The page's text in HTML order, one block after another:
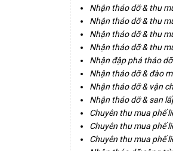
Nhận tháo dỡ & thu
Nhận tháo dỡ & thu
Nhận tháo dỡ & thu
Nhận tháo dỡ & thu
Nhận đập phá tháo
Nhận tháo dỡ & đào
Nhận tháo dỡ & vận
Nhận tháo dỡ & san
Chuyên thu mua phế
Chuyên thu mua phế
Chuyên thu mua phế